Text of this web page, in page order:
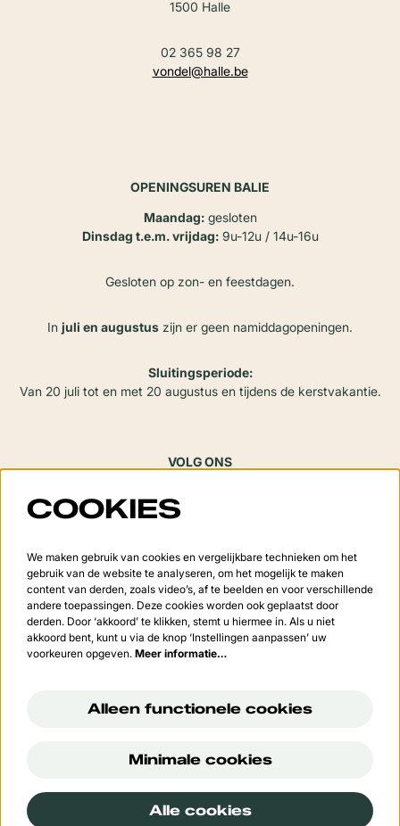
1500 Halle
02 365 98 27
vondel@halle.be
OPENINGSUREN BALIE
Maandag:gesloten
Dinsdag t.e.m. vrijdag:9u-12u / 14u-16u
Gesloten op zon- en feestdagen.
In juli en augustus zijn er geen namiddagopeningen.
Sluitingsperiode:
Van 20 juli tot en met 20 augustus en tijdens de kerstvakantie.
VOLG ONS
Meld je aan voor de nieuwsbrief
Aanmelden
Data Processing Addendum van Google.
© Cultuurcentrum 't Vondel
Powered byCultureSuite
COOKIES
We maken gebruik van cookies en vergelijkbare technieken om het
gebruik van de website te analyseren, om het mogelijk te maken
content van derden, zoals video’s, af te beelden en voor verschillende
andere toepassingen. Deze cookies worden ook geplaatst door
derden. Door ‘akkoord’ te klikken, stemt u hiermee in. Als u niet
akkoord bent, kunt u via de knop ‘Instellingen aanpassen’ uw
voorkeuren opgeven. Meer informatie…
Alleen functionele cookies
Minimale cookies
Alle cookies